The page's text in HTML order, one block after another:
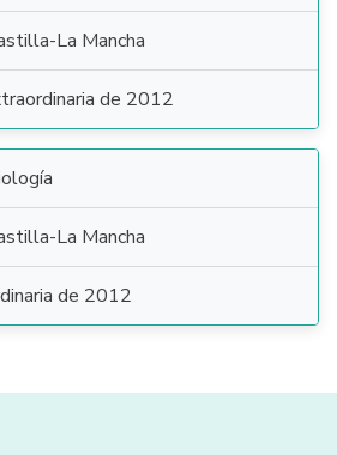
La Mancha
de 2012
La Mancha
de 2012